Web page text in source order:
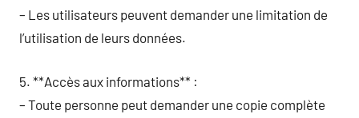
– Les utilisateurs peuvent demander une limitation de
l’utilisation de leurs données.
5. **Accès aux informations** :
– Toute personne peut demander une copie complète